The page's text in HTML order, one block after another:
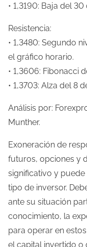
• 1,3190: Baja del
Resistencia:
• 1,3480: Segundo
el gráfico horario.
• 1,3606: Fibonacci
• 1,3703: Alza del 8
Análisis por:
Munther.
Exoneración de
futuros, opciones y
significativo y
tipo de inversor.
ante su situación
conocimiento, la
para operar en
el capital invertido o